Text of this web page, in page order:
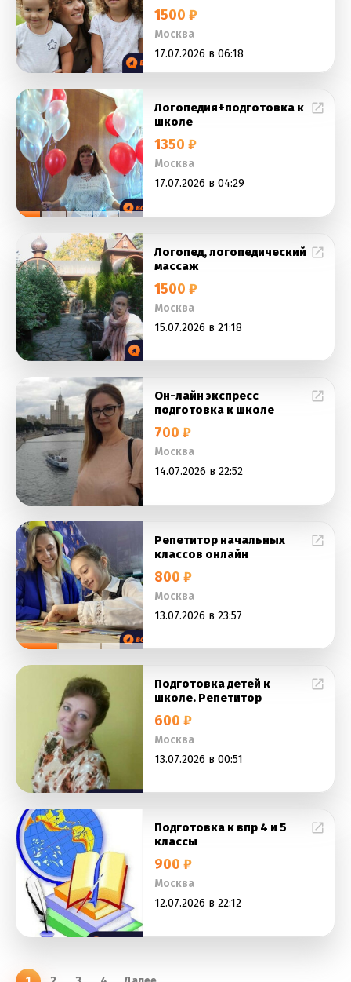
1500 ₽
Москва
17.07.2026 в 06:18
Логопедия+подготовка к
школе
1350 ₽
Москва
17.07.2026 в 04:29
Логопед, логопедический
массаж
1500 ₽
Москва
15.07.2026 в 21:18
Он-лайн экспресс
подготовка к школе
700 ₽
Москва
14.07.2026 в 22:52
Репетитор начальных
классов онлайн
800 ₽
Москва
13.07.2026 в 23:57
Подготовка детей к
школе. Репетитор
600 ₽
Москва
13.07.2026 в 00:51
Подготовка к впр 4 и 5
классы
900 ₽
Москва
12.07.2026 в 22:12